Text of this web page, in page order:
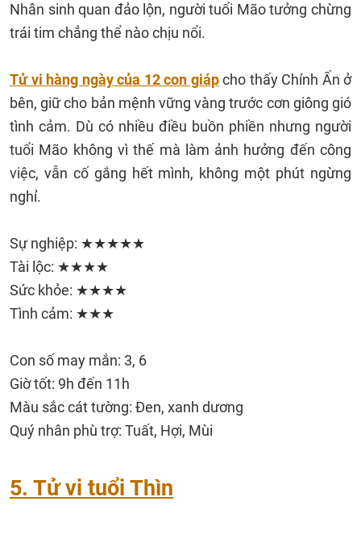
Nhân sinh quan đảo lộn, người tuổi Mão tưởng chừng
trái tim chẳng thể nào chịu nổi.
Tử vi hàng ngày của 12 con giápcho thấy Chính Ấn ở
bên, giữ cho bản mệnh vững vàng trước cơn giông gió
tình cảm. Dù có nhiều điều buồn phiền nhưng người
tuổi Mão không vì thế mà làm ảnh hưởng đến công
việc, vẫn cố gắng hết mình, không một phút ngừng
nghỉ.
Sự nghiệp: ★★★★★
Tài lộc: ★★★★
Sức khỏe: ★★★★
Tình cảm: ★★★
Con số may mắn: 3, 6
Giờ tốt: 9h đến 11h
Màu sắc cát tường: Đen, xanh dương
Quý nhân phù trợ: Tuất, Hợi, Mùi
5. Tử vi tuổi Thìn